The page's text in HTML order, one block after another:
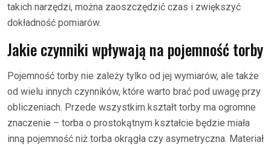
takich narzędzi, można zaoszczędzić czas i zwiększyć
dokładność pomiarów.
Jakie czynniki wpływają na pojemność torby
Pojemność torby nie zależy tylko od jej wymiarów, ale także
od wielu innych czynników, które warto brać pod uwagę przy
obliczeniach. Przede wszystkim kształt torby ma ogromne
znaczenie – torba o prostokątnym kształcie będzie miała
inną pojemność niż torba okrągła czy asymetryczna. Materiał